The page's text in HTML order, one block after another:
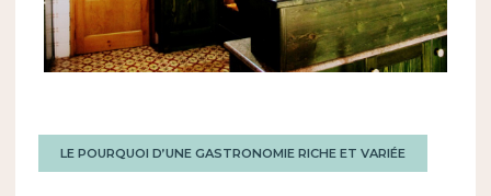
LE POURQUOI D’UNE GASTRONOMIE RICHE ET VARIÉE